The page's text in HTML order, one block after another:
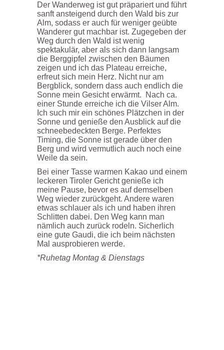
Der Wanderweg ist gut präpariert und führt
sanft ansteigend durch den Wald bis zur
Alm, sodass er auch für weniger geübte
Wanderer gut machbar ist. Zugegeben der
Weg durch den Wald ist wenig
spektakulär, aber als sich dann langsam
die Berggipfel zwischen den Bäumen
zeigen und ich das Plateau erreiche,
erfreut sich mein Herz. Nicht nur am
Bergblick, sondern dass auch endlich die
Sonne mein Gesicht erwärmt. Nach ca.
einer Stunde erreiche ich die Vilser Alm.
Ich such mir ein schönes Plätzchen in der
Sonne und genieße den Ausblick auf die
schneebedeckten Berge. Perfektes
Timing, die Sonne ist gerade über den
Berg und wird vermutlich auch noch eine
Weile da sein.
Bei einer Tasse warmen Kakao und einem
leckeren Tiroler Gericht genieße ich
meine Pause, bevor es auf demselben
Weg wieder zurückgeht. Andere waren
etwas schlauer als ich und haben ihren
Schlitten dabei. Den Weg kann man
nämlich auch zurück rodeln. Sicherlich
eine gute Gaudi, die ich beim nächsten
Mal ausprobieren werde.
*Ruhetag Montag & Dienstags